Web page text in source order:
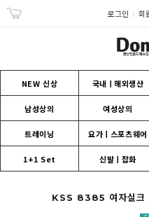
로그인 회
NEW 신상 국내ㅣ해외생산
남성상의 여성상의
트레이닝 요가ㅣ스포츠웨어
1+1 Set 신발ㅣ잡화
KSS 8385 여자실크